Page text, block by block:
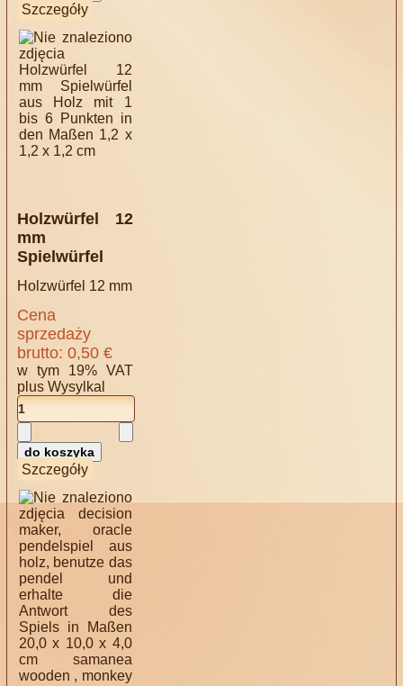
Szczegóły
Holzwürfel 12
mm
Spielwürfel
Holzwürfel 12 mm
Cena
sprzedaży
brutto:0,50 €
w tym 19% VAT
plusWysylkal
Szczegóły